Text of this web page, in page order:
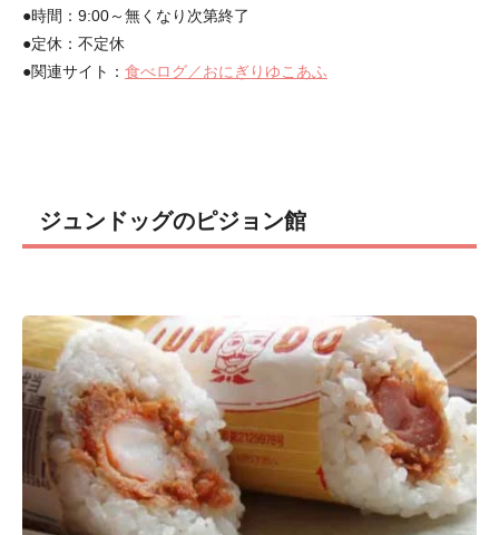
●時間：9:00～無くなり次第終了
●定休：不定休
●関連サイト： 食べログ／おにぎりゆこあふ
ジュンドッグのピジョン館